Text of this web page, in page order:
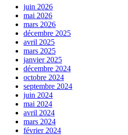
juin 2026
mai 2026
mars 2026
décembre 2025
avril 2025
mars 2025
janvier 2025
décembre 2024
octobre 2024
septembre 2024
juin 2024
mai 2024
avril 2024
mars 2024
février 2024